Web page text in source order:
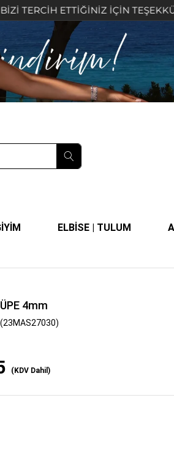
İÇİN TEŞEKKÜR EDER,
ELBİSE | TULUM
4mm
(23MAS27030)
(KDV Dahil)